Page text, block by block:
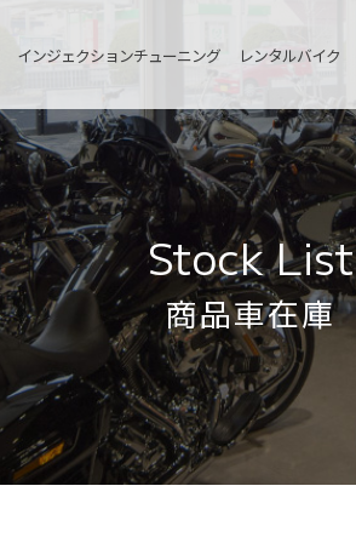
インジェクションチューニング レンタルバイク
Stock List
商品車在庫